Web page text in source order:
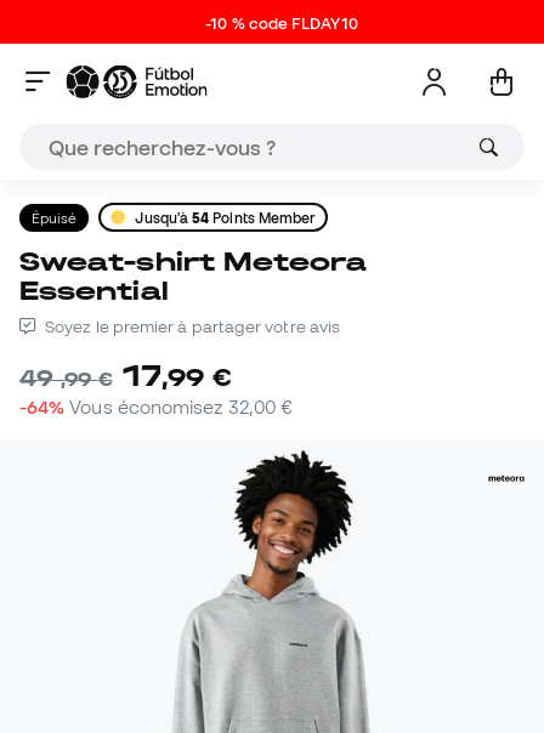
-10 % code FLDAY10
Épuisé Jusqu'à54 Points Member
Sweat-shirt Meteora
Essential
Soyez le premier à partager votre avis
49,99 € 17,99 €
-64% Vous économisez 32,00 €